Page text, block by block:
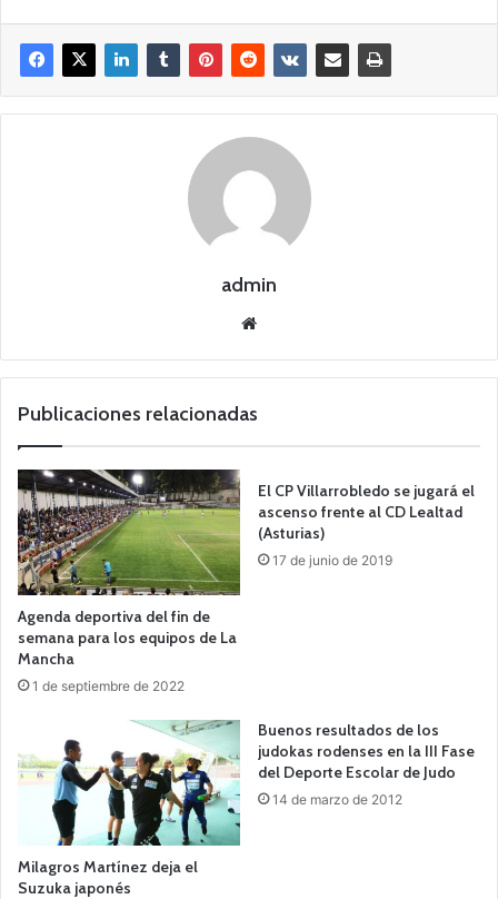
admin
we
Publicaciones relacionadas
Agenda deportiva del fin de
semana para los equipos de La
Mancha
1 de septiembre de 2022
El CP Villarrobledo se jugará el
ascenso frente al CD Lealtad
(Asturias)
17 de junio de 2019
Milagros Martínez deja el
Suzuka japonés
Buenos resultados de los
judokas rodenses en la III Fase
del Deporte Escolar de Judo
14 de marzo de 2012